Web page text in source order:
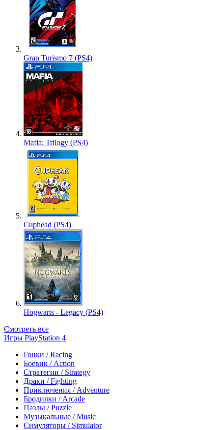
Gran Turismo 7 (PS4)
Mafia: Trilogy (PS4)
Cuphead (PS4)
Hogwarts - Legacy (PS4)
Смотреть все
Игры PlayStation 4
Гонки / Racing
Боевик / Action
Стратегии / Strategy
Драки / Fighting
Приключения / Adventure
Бродилки / Arcade
Пазлы / Puzzle
Музыкальные / Music
Симуляторы / Simulator